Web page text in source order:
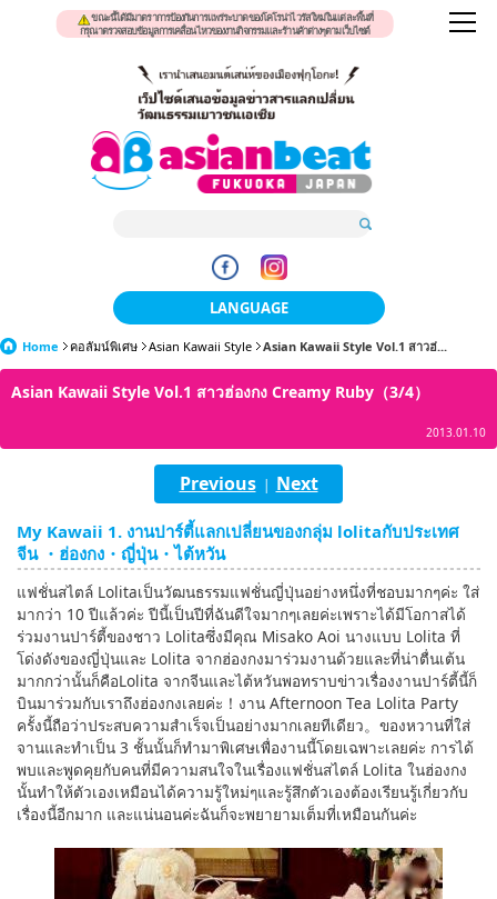
ขณะนี้ได้มีมาตราการป้องกันการแพร่ระบาดของโคโรน่าไวรัสใหม่ในแต่ละพื้นที่
กรุณาตรวจสอบข้อมูลการเคลื่อนไหวของงานกิจกรรมและร้านค้าต่างๆตามเว็บไซต์
LANGUAGE
日本語
한국어
繁體中文
English
ภาษาไทย
tiéng Viêt
Bahasa Indonesia
Home คอลัมน์พิเศษ Asian Kawaii Style Asian Kawaii Style Vol.1 สาวฮ่...
Asian Kawaii Style Vol.1 สาวฮ่องกง Creamy Ruby（3/4）
2013.01.10
Previous| Next
My Kawaii 1. งานปาร์ตี้แลกเปลี่ยนของกลุ่ม lolitaกับประเทศ
จีน ・ฮ่องกง・ญี่ปุ่น・ไต้หวัน
แฟชั่นสไตล์ Lolitaเป็นวัฒนธรรมแฟชั่นญี่ปุ่นอย่างหนึ่งที่ชอบมากๆค่ะ ใส่
มากว่า 10 ปีแล้วค่ะ ปีนี้เป็นปีที่ฉันดีใจมากๆเลยค่ะเพราะได้มีโอกาสได้
ร่วมงานปาร์ตี้ของชาว Lolitaซึ่งมีคุณ Misako Aoi นางแบบ Lolita ที่
โด่งดังของญี่ปุ่นและ Lolita จากฮ่องกงมาร่วมงานด้วยและที่น่าตื่นเต้น
มากกว่านั้นก็คือLolita จากจีนและไต้หวันพอทราบข่าวเรื่องงานปาร์ตี้นี้ก็
บินมาร่วมกับเราถึงฮ่องกงเลยค่ะ！งาน Afternoon Tea Lolita Party
ครั้งนี้ถือว่าประสบความสำเร็จเป็นอย่างมากเลยทีเดียว。ของหวานที่ใส่
จานและทำเป็น 3 ชั้นนั้นก็ทำมาพิเศษเพื่องานนี้โดยเฉพาะเลยค่ะ การได้
พบและพูดคุยกับคนที่มีความสนใจในเรื่องแฟชั่นสไตล์ Lolita ในฮ่องกง
นั้นทำให้ตัวเองเหมือนได้ความรู้ใหม่ๆและรู้สึกตัวเองต้องเรียนรู้เกี่ยวกับ
เรื่องนี้อีกมาก และแน่นอนค่ะฉันก็จะพยายามเต็มที่เหมือนกันค่ะ